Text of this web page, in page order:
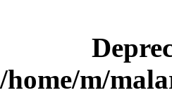
/home/m/